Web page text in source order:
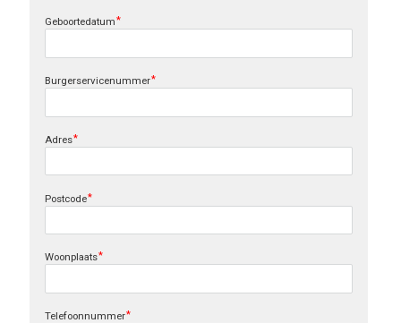
Geboortedatum
Burgerservicenummer
Adres
Postcode
Woonplaats
Telefoonnummer